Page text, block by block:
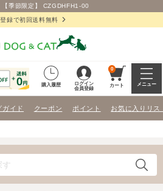
季節限定】 CZGDHFH1-00
録で初回送料無料
購入履歴
ログイン
会員登録
0
カート メニュー
ガイド クーポン ポイント お気に入りリス